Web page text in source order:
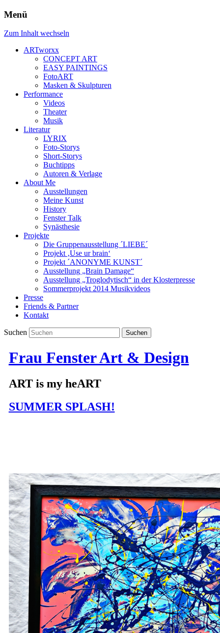
Menü
Zum Inhalt wechseln
ARTworxx
CONCEPT ART
EASY PAINTINGS
FotoART
Masken & Skulpturen
Performance
Videos
Theater
Musik
Literatur
LYRIX
Foto-Storys
Short-Storys
Buchtipps
Autoren & Verlage
About Me
Ausstellungen
Meine Kunst
History
Fenster Talk
Synästhesie
Projekte
Die Gruppenausstellung ´LIEBE´
Projekt ‚Use ur brain‘
Projekt ´ANONYME KUNST´
Ausstellung „Brain Damage“
Ausstellung „Troglodytisch“ in der Klosterpresse
Sommerprojekt 2014 Musikvideos
Presse
Friends & Partner
Kontakt
Suchen
Frau Fenster Art & Design
ART is my heART
SUMMER SPLASH!